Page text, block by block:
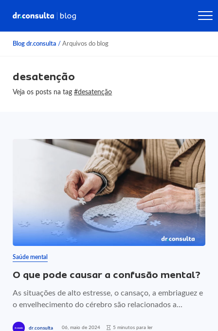
Blog dr.consulta / Arquivos do blog
desatenção
Veja os posts na tag#desatenção
Saúde mental
O que pode causar a confusão mental?
As situações de alto estresse, o cansaço, a embriaguez e
o envelhecimento do cérebro são relacionados a...
dr.consulta 06, maio de 2024 5 minutos para ler